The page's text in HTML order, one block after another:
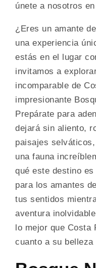
únete a nosotros
¿Eres un amante
una experiencia
estás en el lugar
invitamos a
incomparable de
impresionante
Prepárate para
dejará sin aliento,
paisajes
una fauna
qué este destino
para los amantes
tus sentidos
aventura
lo mejor que Costa
cuanto a su belleza